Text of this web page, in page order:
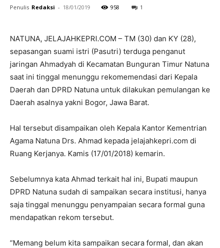
Penulis Redaksi - 18/01/2019 958 1
NATUNA, JELAJAHKEPRI.COM – TM (30) dan KY (28),
sepasangan suami istri (Pasutri) terduga penganut
jaringan Ahmadyah di Kecamatan Bunguran Timur Natuna
saat ini tinggal menunggu rekomemendasi dari Kepala
Daerah dan DPRD Natuna untuk dilakukan pemulangan ke
Daerah asalnya yakni Bogor, Jawa Barat.
Hal tersebut disampaikan oleh Kepala Kantor Kementrian
Agama Natuna Drs. Ahmad kepada jelajahkepri.com di
Ruang Kerjanya. Kamis (17/01/2018) kemarin.
Sebelumnya kata Ahmad terkait hal ini, Bupati maupun
DPRD Natuna sudah di sampaikan secara institusi, hanya
saja tinggal menunggu penyampaian secara formal guna
mendapatkan rekom tersebut.
“Memang belum kita sampaikan secara formal, dan akan